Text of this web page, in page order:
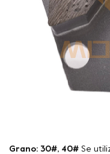
Grano: 30#, 40# Se